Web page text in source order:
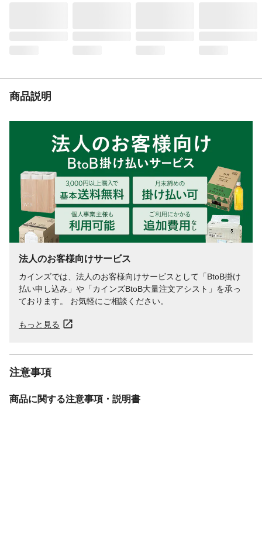
生産国
ベトナム
重量
商品説明
法人のお客様向けサービス
カインズでは、法人のお客様向けサービスとして「BtoB掛け
払い申し込み」や「カインズBtoB大量注文アシスト」を承っ
ております。 お気軽にご相談ください。
もっと見る
注意事項
商品に関する注意事項・説明書